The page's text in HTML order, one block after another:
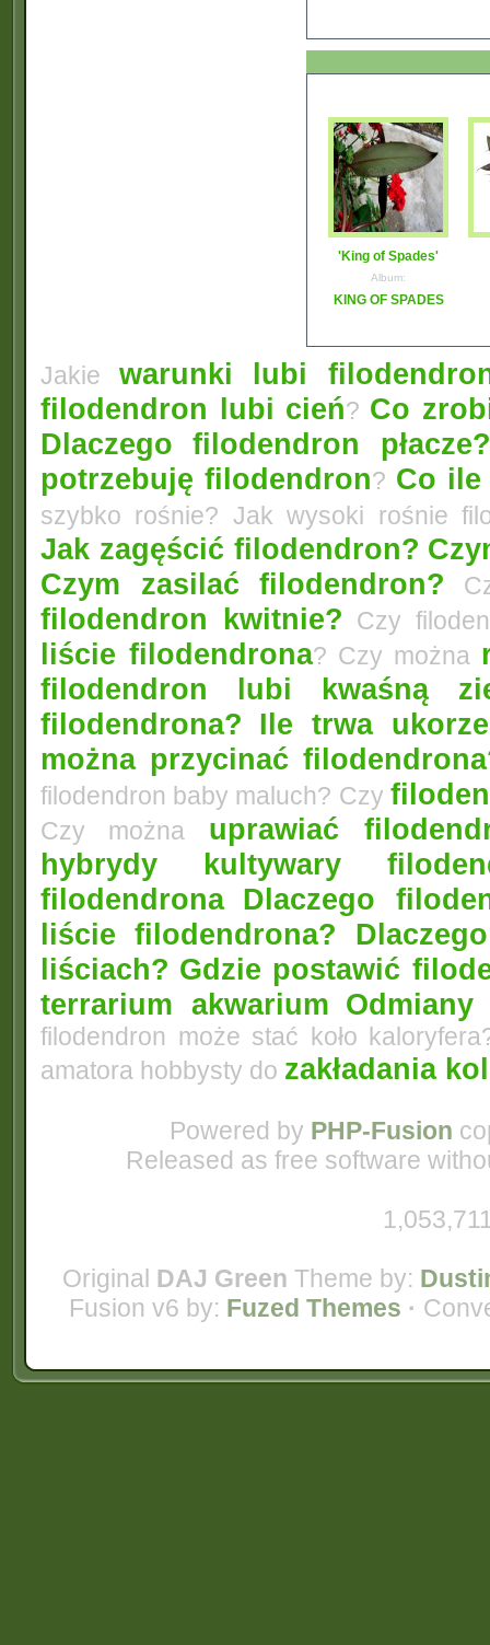
'King of Spades'
Album:
KING OF SPADES
Jakie warunki lubi
filodendron lubi cień? Co
Dlaczego filodendron
potrzebuję filodendron? Co ile
szybko rośnie? Jak wysoki rośnie
Jak zagęścić filodendron?
Czym zasilać filodendron?
filodendron kwitnie? Czy
liście filodendrona? Czy można
filodendron lubi kwaśną
filodendrona? Ile trwa
można przycinać
filodendron baby maluch? Czy
Czy można uprawiać
hybrydy kultywary
filodendrona Dlaczego
liście filodendrona?
liściach? Gdzie postawić
terrarium akwarium
filodendron może stać koło
amatora hobbysty do zakładania
Powered by PHP-Fusion
Released as free software
Original DAJ Green Theme by:
Fusion v6 by: Fuzed Themes ·